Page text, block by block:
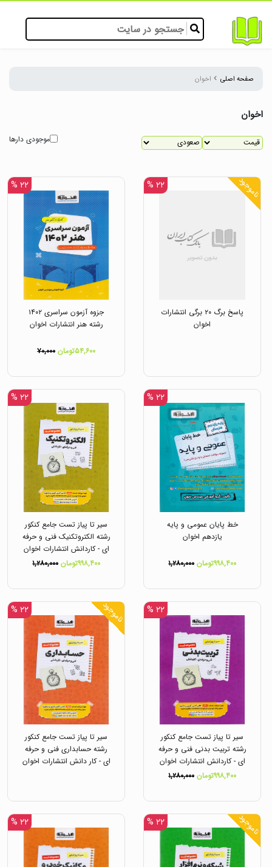
صفحه اصلی اخوان
اخوان
موجودی دارها
ناموجود ۲۲ %
پاسخ برگ ۲۰ برگی انتشارات
اخوان
۲۲ %
جزوه آزمون سراسری ۱۴۰۲
رشته هنر انتشارات اخوان
۵۴,۶۰۰تومان ۷۰,۰۰۰
۲۲ %
خط پایان عمومی و پایه
یازدهم اخوان
۹۹۸,۴۰۰تومان ۱,۲۸۰,۰۰۰
۲۲ %
سیر تا پیاز تست جامع کنکور
رشته الکتروتکنیک فنی و حرفه
ای - کاردانش انتشارات اخوان
۹۹۸,۴۰۰تومان
۱,۲۸۰,۰۰۰
۲۲ %
سیر تا پیاز تست جامع کنکور
رشته تربیت بدنی فنی و حرفه
ای - کاردانش انتشارات اخوان
۹۹۸,۴۰۰تومان
۱,۲۸۰,۰۰۰
ناموجود ۲۲ %
سیر تا پیاز تست جامع کنکور
رشته حسابداری فنی و حرفه
ای - کار دانش انتشارات اخوان
ناموجود ۲۲ % ۲۲ %